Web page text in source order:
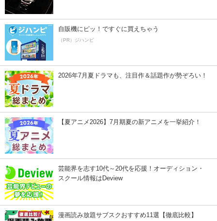
自販機にピッ！ですぐに買えちゃう
（PR）ジハンピ
2026年7月夏ドラマも、注目作＆話題作が勢ぞろい！
【夏アニメ2026】7月期夏の新アニメを一挙紹介！
芸能界を志す10代～20代を応援！オーディション・
スクール情報はDeview
漫画読み放題サブスクおすすめ11選【徹底比較】